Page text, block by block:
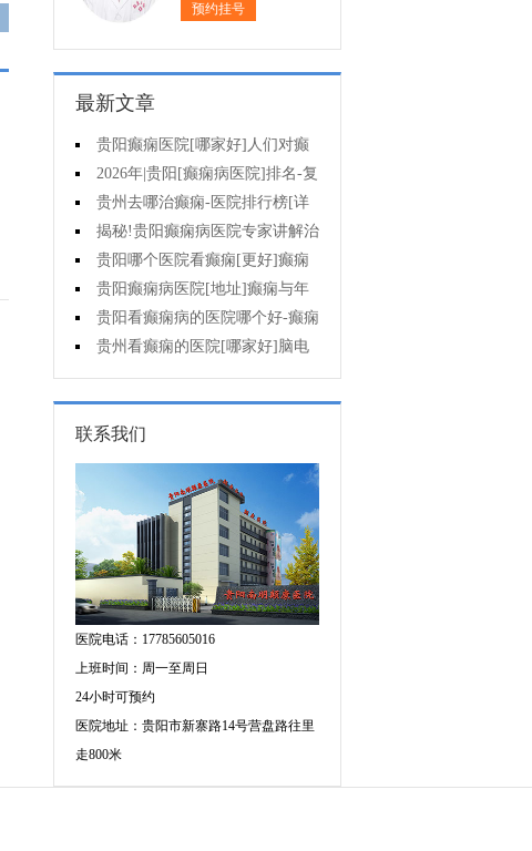
预约挂号
最新文章
贵阳癫痫医院[哪家好]人们对癫
痫的认识会出现哪些误区?
2026年|贵阳[癫痫病医院]排名-复
杂癫痫的早期症状是什么?
贵州去哪治癫痫-医院排行榜[详
细排名]癫痫对孩子有哪些影响?
揭秘!贵阳癫痫病医院专家讲解治
疗癫痫的有效方法有哪些?
贵阳哪个医院看癫痫[更好]癫痫
大发作有哪些症状?
贵阳癫痫病医院[地址]癫痫与年
龄有关吗?
贵阳看癫痫病的医院哪个好-癫痫
病发能强行喂药吗?
贵州看癫痫的医院[哪家好]脑电
图异常原因是什么?
联系我们
医院电话：17785605016
上班时间：周一至周日
24小时可预约
医院地址：贵阳市新寨路14号营盘路往里
走800米